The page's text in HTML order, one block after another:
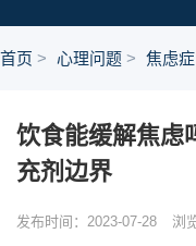
首页 心理问题 焦虑症
饮食能缓解焦虑
充剂边界
发布时间：2023-07-28 浏